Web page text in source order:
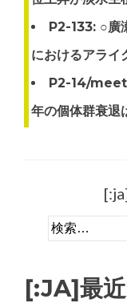
P2-133: ○廣
におけるアライ
P2-14/
年の個体群衰退
検索:
[:JA]最